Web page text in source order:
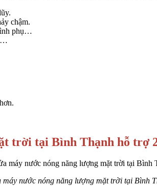
chậm.
phụ…
trời tại Bình Thạnh hỗ trợ
máy nước nóng năng lượng mặt trời tại Bình